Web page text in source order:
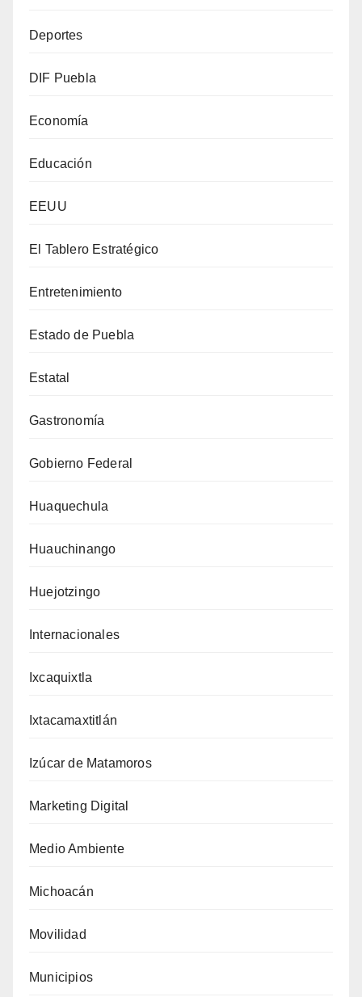
Deportes
DIF Puebla
Economía
Educación
EEUU
El Tablero Estratégico
Entretenimiento
Estado de Puebla
Estatal
Gastronomía
Gobierno Federal
Huaquechula
Huauchinango
Huejotzingo
Internacionales
Ixcaquixtla
Ixtacamaxtitlán
Izúcar de Matamoros
Marketing Digital
Medio Ambiente
Michoacán
Movilidad
Municipios